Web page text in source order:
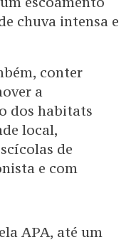
chuva intensa e
conter
a
dos habitats
local,
de
e com
APA, até um